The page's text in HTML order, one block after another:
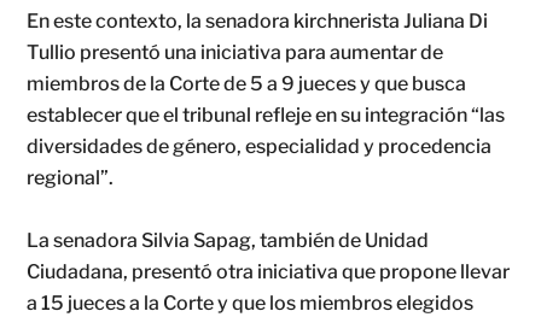
En este contexto, la senadora kirchnerista Juliana Di
Tullio presentó una iniciativa para aumentar de
miembros de la Corte de 5 a 9 jueces y que busca
establecer que el tribunal refleje en su integración “las
diversidades de género, especialidad y procedencia
regional”.
La senadora Silvia Sapag, también de Unidad
Ciudadana, presentó otra iniciativa que propone llevar
a 15 jueces a la Corte y que los miembros elegidos